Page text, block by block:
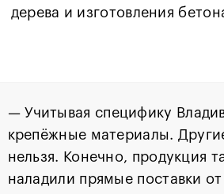
дерева и изготовления
—Учитывая специфику
крепёжные материалы.
нельзя. Конечно, продукция
наладили прямые поставки